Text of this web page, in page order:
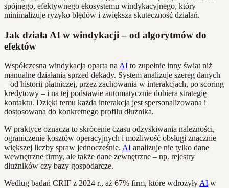
spójnego, efektywnego ekosystemu windykacyjnego, który
minimalizuje ryzyko błędów i zwiększa skuteczność działań.
Jak działa AI w windykacji – od algorytmów do
efektów
Współczesna windykacja oparta na AI to zupełnie inny świat niż
manualne działania sprzed dekady. System analizuje szereg danych
– od historii płatniczej, przez zachowania w interakcjach, po scoring
kredytowy – i na tej podstawie automatycznie dobiera strategię
kontaktu. Dzięki temu każda interakcja jest spersonalizowana i
dostosowana do konkretnego profilu dłużnika.
W praktyce oznacza to skrócenie czasu odzyskiwania należności,
ograniczenie kosztów operacyjnych i możliwość obsługi znacznie
większej liczby spraw jednocześnie. AI analizuje nie tylko dane
wewnętrzne firmy, ale także dane zewnętrzne – np. rejestry
dłużników czy bazy gospodarcze.
Według badań CRIF z 2024 r., aż 67% firm, które wdrożyły AI w